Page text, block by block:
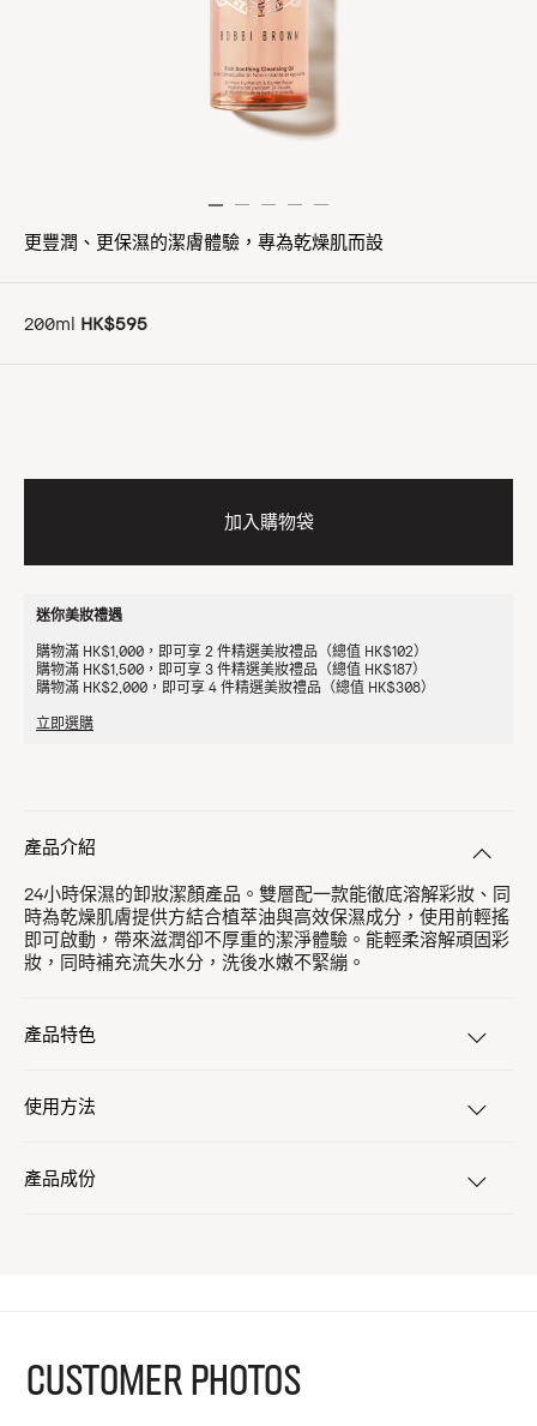
更豐潤、更保濕的潔膚體驗，專為乾燥肌而設
200ml HK$595
加入購物袋
迷你美妝禮遇
購物滿 HK$1,000，即可享 2 件精選美妝禮品（總值 HK$102）
購物滿 HK$1,500，即可享 3 件精選美妝禮品（總值 HK$187）
購物滿 HK$2,000，即可享 4 件精選美妝禮品（總值 HK$308）
立即選購
產品介紹
24小時保濕的卸妝潔顏產品。雙層配一款能徹底溶解彩妝、同
時為乾燥肌膚提供方結合植萃油與高效保濕成分，使用前輕搖
即可啟動，帶來滋潤卻不厚重的潔淨體驗。能輕柔溶解頑固彩
妝，同時補充流失水分，洗後水嫩不緊繃。
產品特色
使用方法
產品成份
CUSTOMER PHOTOS